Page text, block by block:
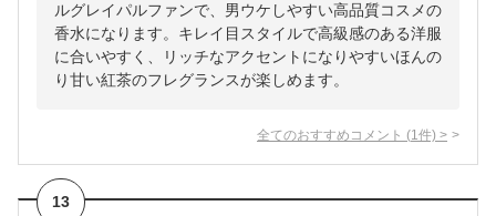
ルグレイパルファンで、男ウケしやすい高品質コスメの
香水になります。キレイ目スタイルで高級感のある洋服
に合いやすく、リッチなアクセントになりやすいほんの
り甘い紅茶のフレグランスが楽しめます。
全てのおすすめコメント (1 件) >
13